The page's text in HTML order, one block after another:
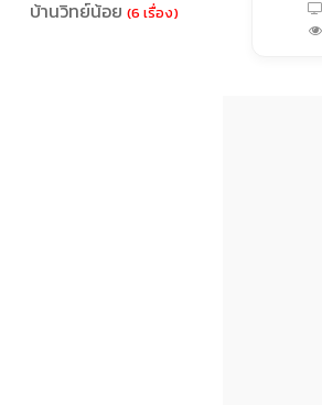
บ้านวิทย์น้อย (6 เรื่อง)